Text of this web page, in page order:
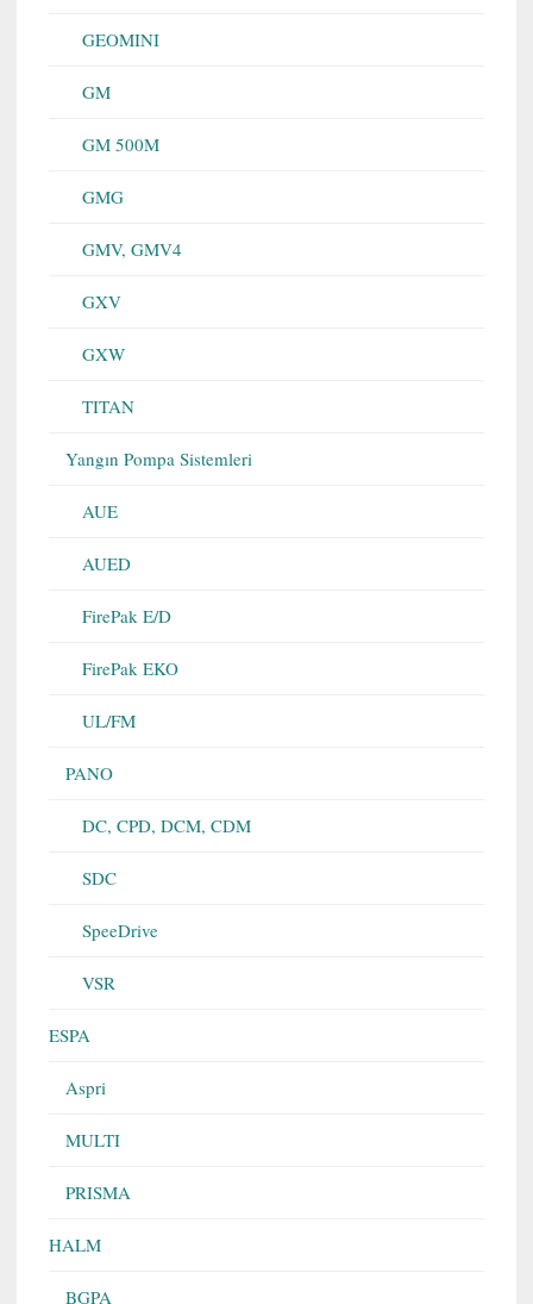
GEOMINI
GM
GM 500M
GMG
GMV, GMV4
GXV
GXW
TITAN
Yangın Pompa Sistemleri
AUE
AUED
FirePak E/D
FirePak EKO
UL/FM
PANO
DC, CPD, DCM, CDM
SDC
SpeeDrive
VSR
ESPA
Aspri
MULTI
PRISMA
HALM
BGPA